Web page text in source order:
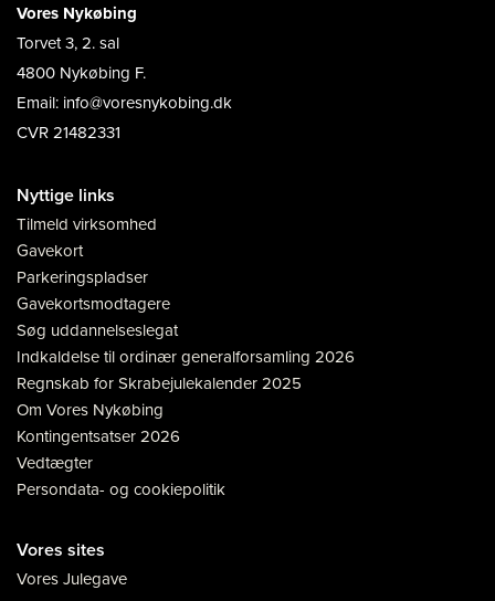
Vores Nykøbing
Torvet 3, 2. sal
4800 Nykøbing F.
Email: info@voresnykobing.dk
CVR 21482331
Nyttige links
Tilmeld virksomhed
Gavekort
Parkeringspladser
Gavekortsmodtagere
Søg uddannelseslegat
Indkaldelse til ordinær generalforsamling 2026
Regnskab for Skrabejulekalender 2025
Om Vores Nykøbing
Kontingentsatser 2026
Vedtægter
Persondata- og cookiepolitik
Vores sites
Vores Julegave